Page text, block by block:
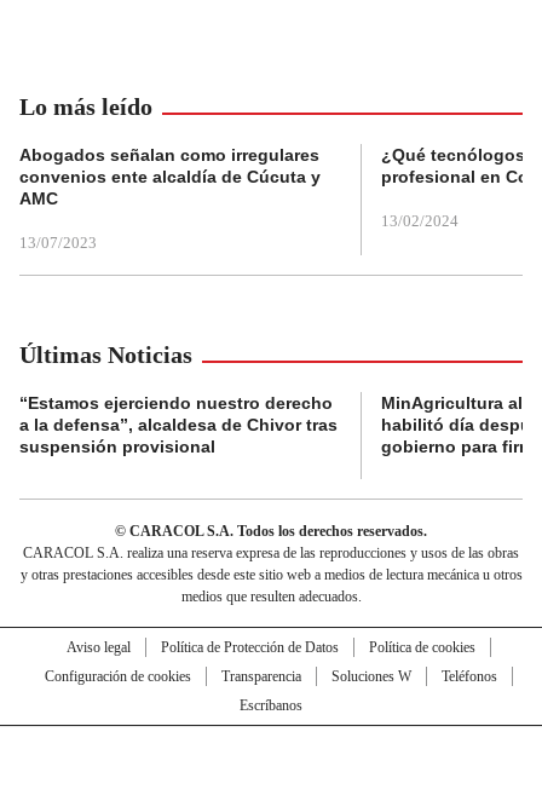
Lo más leído
Abogados señalan como irregulares
convenios ente alcaldía de Cúcuta y
AMC
13/07/2023
¿Qué tecnólogos
profesional en
13/02/2024
Últimas Noticias
“Estamos ejerciendo nuestro derecho
a la defensa”, alcaldesa de Chivor tras
suspensión provisional
MinAgricultura
habilitó día
gobierno para
© CARACOL S.A. Todos los derechos reservados.
CARACOL S.A. realiza una reserva expresa de las reproducciones y usos de las obras
y otras prestaciones accesibles desde este sitio web a medios de lectura mecánica u otros
medios que resulten adecuados.
Aviso legal Política de Protección de Datos
Política de cookies
Configuración de cookies
Transparencia Soluciones W
Teléfonos
Escríbanos